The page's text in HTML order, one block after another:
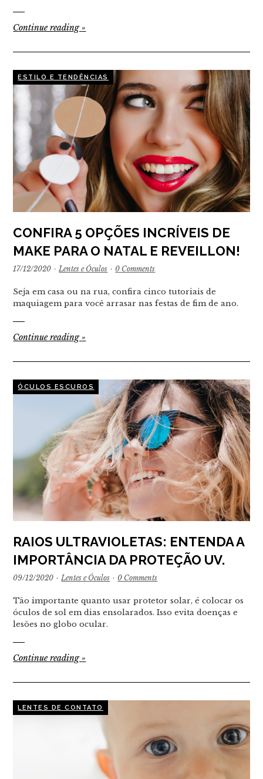
Continue reading»
ESTILO E TENDÊNCIAS
CONFIRA 5 OPÇÕES INCRÍVEIS DE
MAKE PARA O NATAL E REVEILLON!
17/12/2020 · Lentes e Óculos · 0 Comments
Seja em casa ou na rua, confira cinco tutoriais de
maquiagem para você arrasar nas festas de fim de ano.
Continue reading»
ÓCULOS ESCUROS
RAIOS ULTRAVIOLETAS: ENTENDA A
IMPORTÂNCIA DA PROTEÇÃO UV.
09/12/2020 · Lentes e Óculos · 0 Comments
Tão importante quanto usar protetor solar, é colocar os
óculos de sol em dias ensolarados. Isso evita doenças e
lesões no globo ocular.
Continue reading»
LENTES DE CONTATO